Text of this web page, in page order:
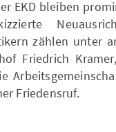
EKD bleiben
zählen unter
Friedrich
Friedensruf.